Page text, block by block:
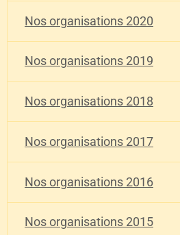
Nos organisations 2020
Nos organisations 2019
Nos organisations 2018
Nos organisations 2017
Nos organisations 2016
Nos organisations 2015